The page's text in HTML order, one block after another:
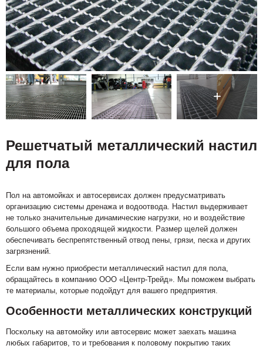
Решетчатый металлический настил
для пола
Пол на автомойках и автосервисах должен предусматривать
организацию системы дренажа и водоотвода. Настил выдерживает
не только значительные динамические нагрузки, но и воздействие
большого объема проходящей жидкости. Размер щелей должен
обеспечивать беспрепятственный отвод пены, грязи, песка и других
загрязнений.
Если вам нужно приобрести металлический настил для пола,
обращайтесь в компанию ООО «Центр-Трейд». Мы поможем выбрать
те материалы, которые подойдут для вашего предприятия.
Особенности металлических конструкций
Поскольку на автомойку или автосервис может заехать машина
любых габаритов, то и требования к половому покрытию таких